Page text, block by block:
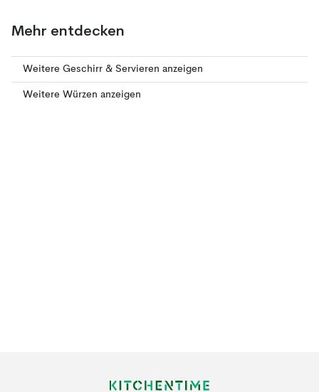
Mehr entdecken
Weitere Geschirr & Servieren anzeigen
Weitere Würzen anzeigen